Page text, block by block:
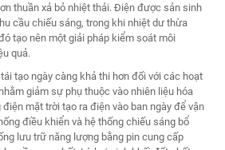
thuần xả bỏ nhiệt thải. Điện được sản sinh
cầu chiếu sáng, trong khi nhiệt dư thừa
tạo nên một giải pháp kiểm soát môi
quả.
tạo ngày càng khả thi hơn đối với các hoạt
giảm sự phụ thuộc vào nhiên liệu hóa
mặt trời tạo ra điện vào ban ngày để vận
điều khiển và hệ thống chiếu sáng bổ
lưu trữ năng lượng bằng pin cung cấp